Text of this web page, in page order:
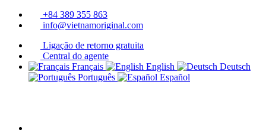
+84 389 355 863
info@vietnamoriginal.com
Ligação de retorno gratuita
Central do agente
Français
English
Deutsch
Português
Español